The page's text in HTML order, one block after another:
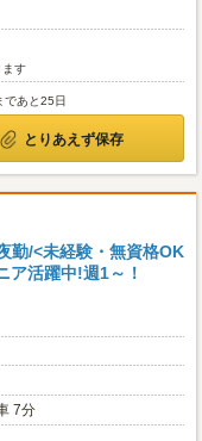
す
であと25日
とりあえず保存
勤/<未経験・無資格OK
ア活躍中!週1～！
7分